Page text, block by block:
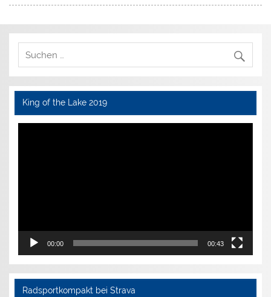
King of the Lake 2019
Video-
00:00 00:43
Radsportkompakt bei Strava